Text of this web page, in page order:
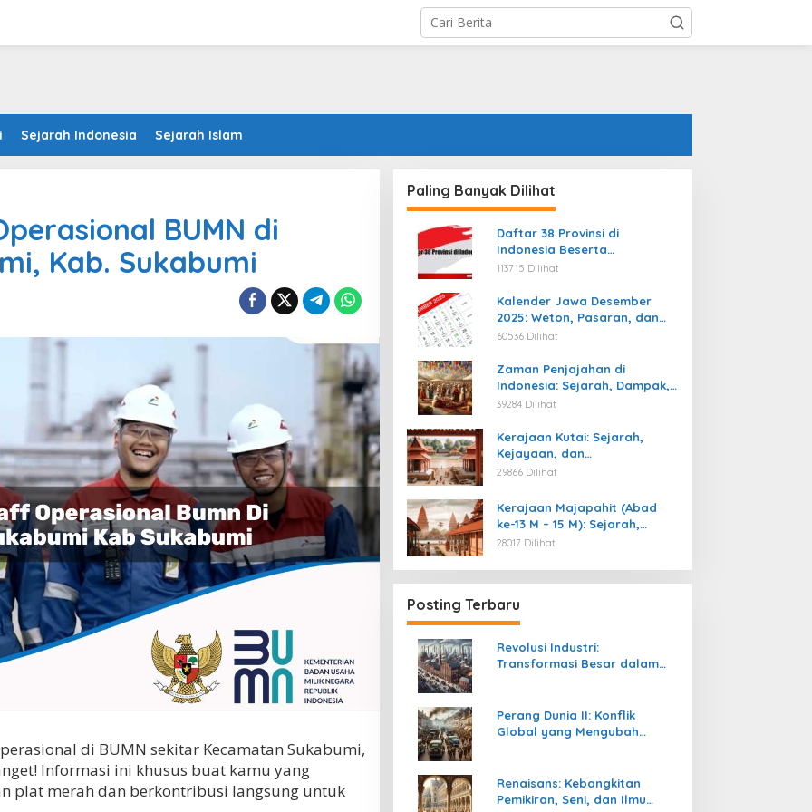
Sejarah Indonesia Sejarah Islam
BUMN di
Kab. Sukabumi
di BUMN sekitar Kecamatan Sukabumi,
Informasi ini khusus buat kamu yang
plat merah dan berkontribusi langsung untuk
Paling Banyak Dilihat
Daftar 38 Provinsi di
Indonesia Beserta
Ibukotanya Terbaru
113715 Dilihat
Kalender Jawa Desember
2025: Weton, Pasaran, dan
Hari Baik
60536 Dilihat
Zaman Penjajahan di
Indonesia: Sejarah, Dampak,
dan Perjuangan Menuju
39284 Dilihat
Kerajaan Kutai: Sejarah,
Kejayaan, dan
Peninggalannya (Abad ke-4
29866 Dilihat
Kerajaan Majapahit (Abad
ke-13 M – 15 M): Sejarah,
Kejayaan, dan
28017 Dilihat
Posting Terbaru
Revolusi Industri:
Transformasi Besar dalam
Perang Dunia II: Konflik
Global yang Mengubah
Renaisans: Kebangkitan
Pemikiran, Seni, dan Ilmu